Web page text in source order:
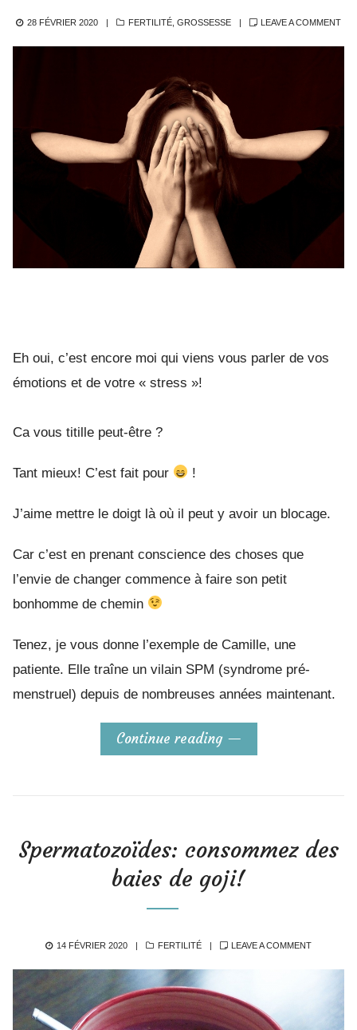
POSTED
28 FÉVRIER 2020 CATEGORIES
FERTILITÉ GROSSESSE LEAVE A COMMENT
Eh oui, c’est encore moi qui viens vous parler de vos
émotions et de votre « stress »!
Ca vous titille peut-être ?
Tant mieux! C’est fait pour !
J’aime mettre le doigt là où il peut y avoir un blocage.
Car c’est en prenant conscience des choses que
l’envie de changer commence à faire son petit
bonhomme de chemin
Tenez, je vous donne l’exemple de Camille, une
patiente. Elle traîne un vilain SPM (syndrome pré-
menstruel) depuis de nombreuses années maintenant.
Continue reading
Spermatozoïdes: consommez des
baies de goji!
POSTED
14 FÉVRIER 2020 CATEGORIES
FERTILITÉ LEAVE A COMMENT